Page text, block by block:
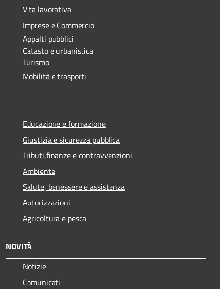
Vita lavorativa
Imprese e Commercio
Appalti pubblici
Catasto e urbanistica
Turismo
Mobilità e trasporti
Educazione e formazione
Giustizia e sicurezza pubblica
Tributi,finanze e contravvenzioni
Ambiente
Salute, benessere e assistenza
Autorizzazioni
Agricoltura e pesca
NOVITÀ
Notizie
Comunicati